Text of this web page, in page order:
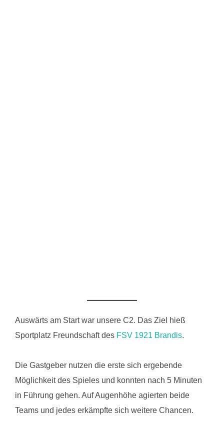
Auswärts am Start war unsere C2. Das Ziel hieß
Sportplatz Freundschaft des FSV 1921 Brandis.
Die Gastgeber nutzen die erste sich ergebende
Möglichkeit des Spieles und konnten nach 5 Minuten
in Führung gehen. Auf Augenhöhe agierten beide
Teams und jedes erkämpfte sich weitere Chancen.